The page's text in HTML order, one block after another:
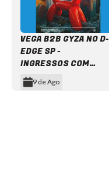
VEGA B2B GYZA NO D-
EDGE SP -
INGRESSOS COM
DESCONTO
9 de Ago